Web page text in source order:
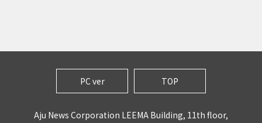
PC ver TOP
Aju News Corporation LEEMA Building, 11th floor,